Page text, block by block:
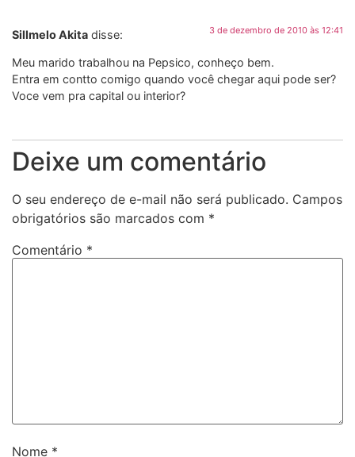
Sillmelo Akita disse: 3 de dezembro de 2010 às 12:41
Meu marido trabalhou na Pepsico, conheço bem.
Entra em contto comigo quando você chegar aqui pode ser?
Voce vem pra capital ou interior?
Deixe um comentário
O seu endereço de e-mail não será publicado. Campos
obrigatórios são marcados com *
Comentário *
Nome *